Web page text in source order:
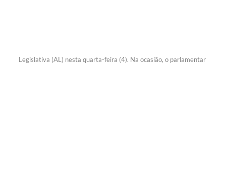
Legislativa (AL) nesta quarta-feira (4). Na ocasião, o parlamentar